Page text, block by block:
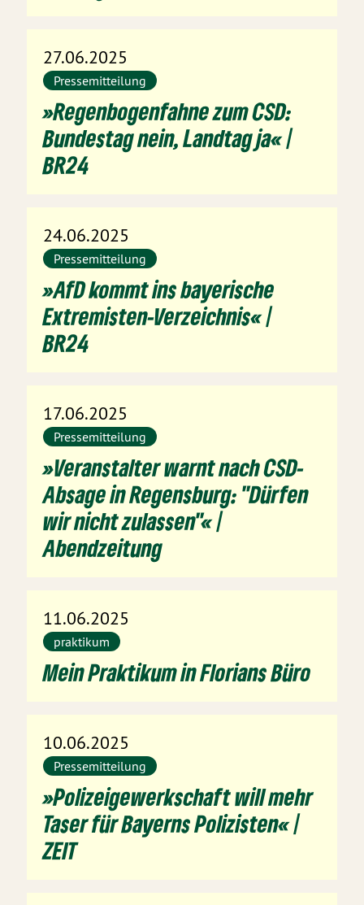
27.06.2025
Pressemitteilung
»Regenbogenfahne zum CSD:
Bundestag nein, Landtag ja« |
BR24
24.06.2025
Pressemitteilung
»AfD kommt ins bayerische
Extremisten-Verzeichnis« |
BR24
17.06.2025
Pressemitteilung
»Veranstalter warnt nach CSD-
Absage in Regensburg: "Dürfen
wir nicht zulassen"« |
Abendzeitung
11.06.2025
praktikum
Mein Praktikum in Florians Büro
10.06.2025
Pressemitteilung
»Polizeigewerkschaft will mehr
Taser für Bayerns Polizisten« |
ZEIT